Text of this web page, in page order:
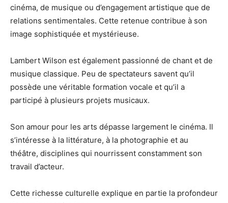
cinéma, de musique ou d’engagement artistique que de
relations sentimentales. Cette retenue contribue à son
image sophistiquée et mystérieuse.
Lambert Wilson est également passionné de chant et de
musique classique. Peu de spectateurs savent qu’il
possède une véritable formation vocale et qu’il a
participé à plusieurs projets musicaux.
Son amour pour les arts dépasse largement le cinéma. Il
s’intéresse à la littérature, à la photographie et au
théâtre, disciplines qui nourrissent constamment son
travail d’acteur.
Cette richesse culturelle explique en partie la profondeur